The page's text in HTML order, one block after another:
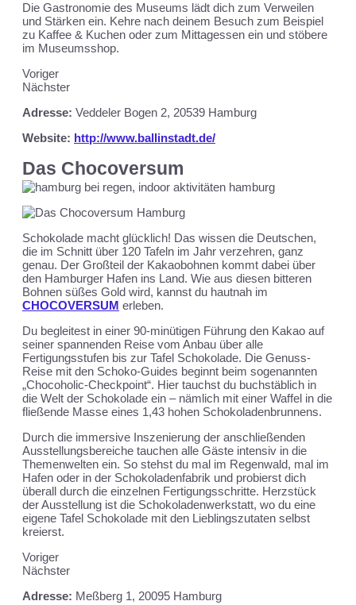
Die Gastronomie des Museums lädt dich zum Verweilen
und Stärken ein. Kehre nach deinem Besuch zum Beispiel
zu Kaffee & Kuchen oder zum Mittagessen ein und stöbere
im Museumsshop.
Voriger
Nächster
Adresse: Veddeler Bogen 2, 20539 Hamburg
Website: http://www.ballinstadt.de/
Das Chocoversum
Schokolade macht glücklich! Das wissen die Deutschen,
die im Schnitt über 120 Tafeln im Jahr verzehren, ganz
genau. Der Großteil der Kakaobohnen kommt dabei über
den Hamburger Hafen ins Land. Wie aus diesen bitteren
Bohnen süßes Gold wird, kannst du hautnah im
CHOCOVERSUM erleben.
Du begleitest in einer 90-minütigen Führung den Kakao auf
seiner spannenden Reise vom Anbau über alle
Fertigungsstufen bis zur Tafel Schokolade. Die Genuss-
Reise mit den Schoko-Guides beginnt beim sogenannten
„Chocoholic-Checkpoint“. Hier tauchst du buchstäblich in
die Welt der Schokolade ein – nämlich mit einer Waffel in die
fließende Masse eines 1,43 hohen Schokoladenbrunnens.
Durch die immersive Inszenierung der anschließenden
Ausstellungsbereiche tauchen alle Gäste intensiv in die
Themenwelten ein. So stehst du mal im Regenwald, mal im
Hafen oder in der Schokoladenfabrik und probierst dich
überall durch die einzelnen Fertigungsschritte. Herzstück
der Ausstellung ist die Schokoladenwerkstatt, wo du eine
eigene Tafel Schokolade mit den Lieblingszutaten selbst
kreierst.
Voriger
Nächster
Adresse: Meßberg 1, 20095 Hamburg